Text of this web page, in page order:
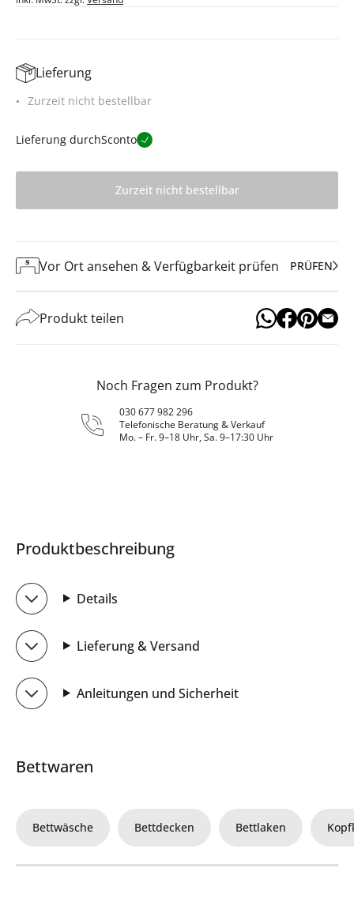
Lieferung
Zurzeit nicht bestellbar
Lieferung durchSconto
Zurzeit nicht bestellbar
Vor Ort ansehen & Verfügbarkeit prüfen PRÜFEN
Produkt teilen
Noch Fragen zum Produkt?
030 677 982 296
Telefonische Beratung & Verkauf
Mo. – Fr. 9–18 Uhr, Sa. 9–17:30 Uhr
Produktbeschreibung
Details
Lieferung & Versand
Anleitungen und Sicherheit
Bettwaren
Bettwäsche Bettdecken Bettlaken